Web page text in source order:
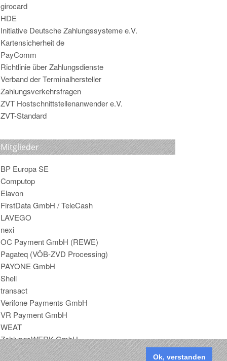
Ok, verstanden
girocard
HDE
Initiative Deutsche Zahlungssysteme e.V.
Kartensicherheit de
PayComm
Richtlinie über Zahlungsdienste
Verband der Terminalhersteller
Zahlungsverkehrsfragen
ZVT Hostschnittstellenanwender e.V.
ZVT-Standard
Mitglieder
BP Europa SE
Computop
Elavon
FirstData GmbH / TeleCash
LAVEGO
nexi
OC Payment GmbH (REWE)
Pagateq (VÖB-ZVD Processing)
PAYONE GmbH
Shell
transact
Verifone Payments GmbH
VR Payment GmbH
WEAT
ZahlungsWERK GmbH